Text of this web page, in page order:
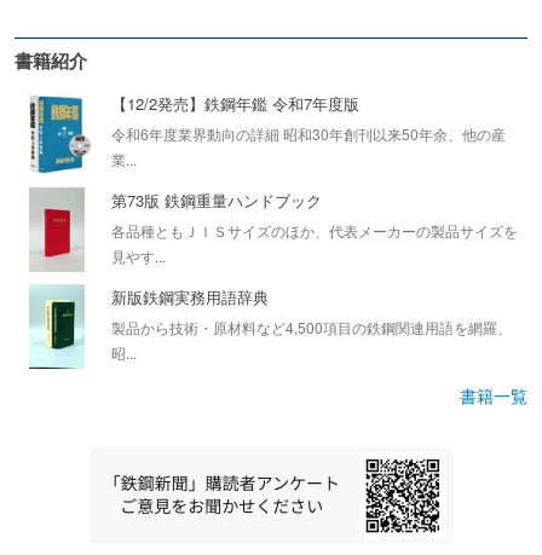
書籍紹介
【12/2発売】鉄鋼年鑑 令和7年度版
令和6年度業界動向の詳細 昭和30年創刊以来50年余、他の産
業...
第73版 鉄鋼重量ハンドブック
各品種ともＪＩＳサイズのほか、代表メーカーの製品サイズを
見やす...
新版鉄鋼実務用語辞典
製品から技術・原材料など4,500項目の鉄鋼関連用語を網羅、
昭...
書籍一覧